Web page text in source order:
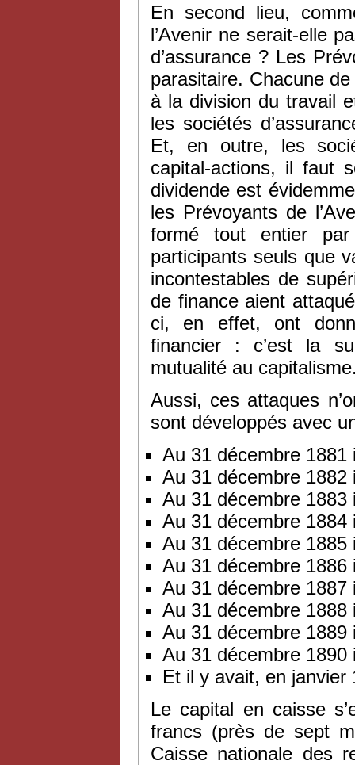
En second lieu,
l’Avenir ne serait-elle
d’assurance ? Les
parasitaire. Chacune
à la division du travail
les sociétés
Et, en outre, les
capital-actions, il faut
dividende est
les Prévoyants de
formé tout entier par
participants seuls que
incontestables de
de finance aient
ci, en effet, ont
financier : c’est la
mutualité au
Aussi, ces attaques
sont développés avec
Au 31 décembre
Au 31 décembre
Au 31 décembre
Au 31 décembre
Au 31 décembre
Au 31 décembre
Au 31 décembre
Au 31 décembre
Au 31 décembre
Au 31 décembre
Et il y avait, en janvier
Le capital en caisse
francs (près de sept
Caisse nationale des